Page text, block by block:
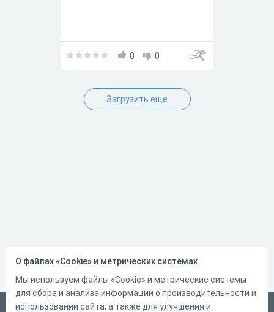
0 0
Загрузить еще
О файлах «Cookie» и метрических системах
Мы используем файлы «Cookie» и метрические системы
для сбора и анализа информации о производительности и
использовании сайта, а также для улучшения и